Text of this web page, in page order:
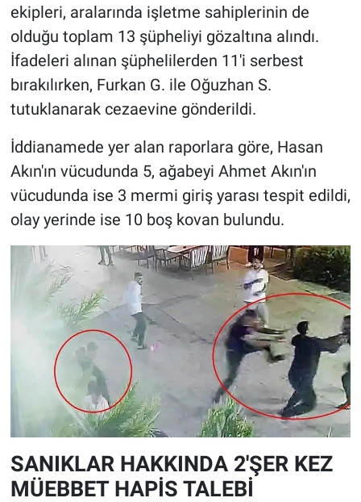
ekipleri, aralarında işletme sahiplerinin de
olduğu toplam 13 şüpheliyi gözaltına alındı.
İfadeleri alınan şüphelilerden 11'i serbest
bırakılırken, Furkan G. ile Oğuzhan S.
tutuklanarak cezaevine gönderildi.
İddianamede yer alan raporlara göre, Hasan
Akın'ın vücudunda 5, ağabeyi Ahmet Akın'ın
vücudunda ise 3 mermi giriş yarası tespit edildi,
olay yerinde ise 10 boş kovan bulundu.
SANIKLAR HAKKINDA 2'ŞER KEZ
MÜEBBET HAPİS TALEBİ